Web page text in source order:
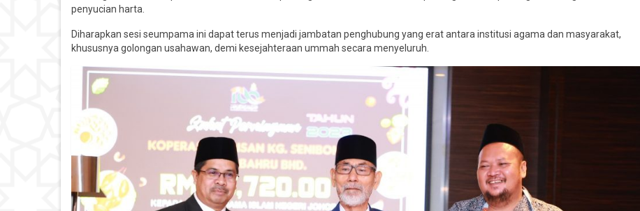
penyucian harta.
Diharapkan sesi seumpama ini dapat terus menjadi jambatan penghubung yang erat antara institusi agama dan masyarakat,
khususnya golongan usahawan, demi kesejahteraan ummah secara menyeluruh.